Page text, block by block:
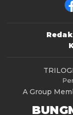
TRILOGI
A Group